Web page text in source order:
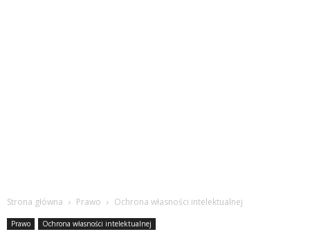
Strona główna Prawo Ochrona własności intelektualnej
Prawo Ochrona własności intelektualnej